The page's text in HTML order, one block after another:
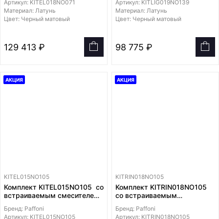
EL018NO/M на 2 выхода,
душ 200x200 мм
Артикул: KITEL018NO071
Материал: Латунь
Цвет: Черный матовый
129 413 ₽
225мм
Артикул: KITLIG019NO139
Материал: Латунь
Цвет: Черный матовый
98 775 ₽
АКЦИЯ
KITEL015NO105
Комплект KITEL015NO105 со
встраиваемым смесителем
смеситель для душа
Бренд: Paffoni
Артикул: KITEL015NO105
АКЦИЯ
KITRIN018NO105
Комплект KITRIN018NO105
со встраиваемым
RIN105NO, смеситель для
Бренд: Paffoni
Артикул: KITRIN018NO105